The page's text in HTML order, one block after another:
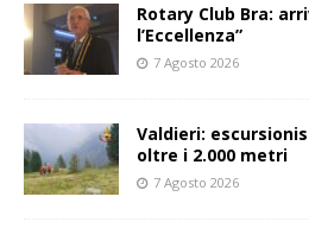
Rotary Club Bra:
l’Eccellenza”
7 Agosto 2026
Valdieri:
oltre i 2.000 metri
7 Agosto 2026